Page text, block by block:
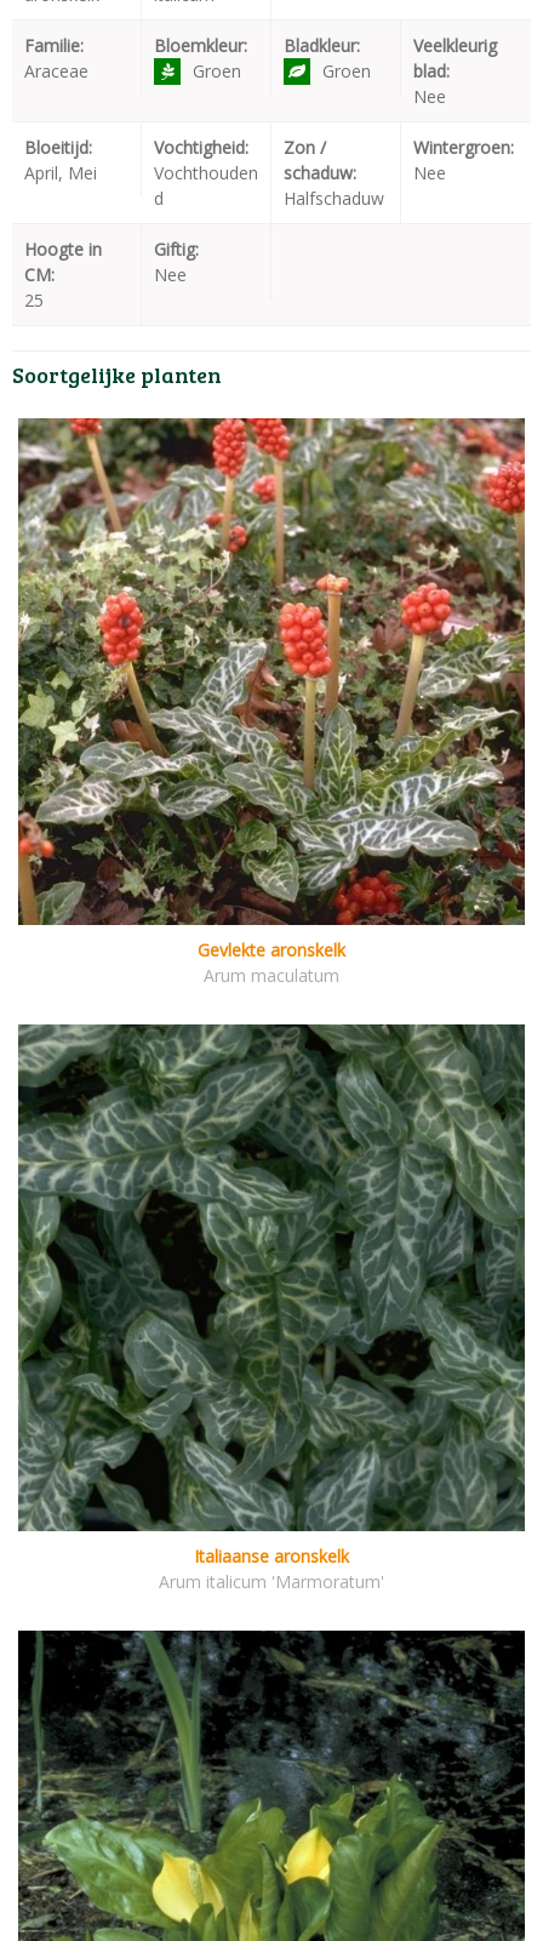
Familie:
Araceae
Bloemkleur:
Groen
Bladkleur:
Groen
Veelkleurig
blad:
Nee
Bloeitijd:
April, Mei
Vochtigheid:
Vochthouden
d
Zon /
schaduw:
Halfschaduw
Wintergroen:
Nee
Hoogte in
CM:
25
Giftig:
Nee
Soortgelijke planten
Gevlekte aronskelk
Arum maculatum
Italiaanse aronskelk
Arum italicum 'Marmoratum'